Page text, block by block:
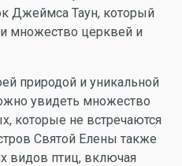
Джеймса Таун, который
множество церквей и
природой и уникальной
увидеть множество
которые не встречаются
Святой Елены также
видов птиц, включая